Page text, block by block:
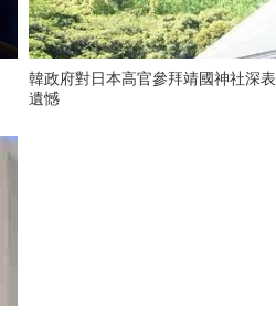
韓政府對日本高官參拜靖國神社深表
遺憾